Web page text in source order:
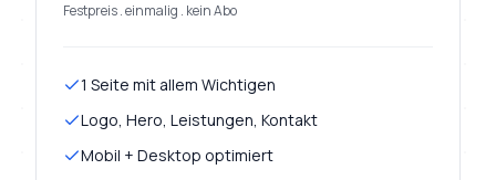
Festpreis . einmalig . kein Abo
1 Seite mit allem Wichtigen
Logo, Hero, Leistungen, Kontakt
Mobil + Desktop optimiert